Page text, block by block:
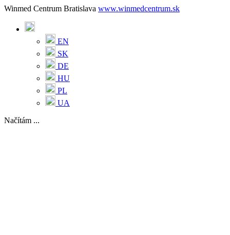
Winmed Centrum Bratislava www.winmedcentrum.sk
EN
SK
DE
HU
PL
UA
Načítám ...